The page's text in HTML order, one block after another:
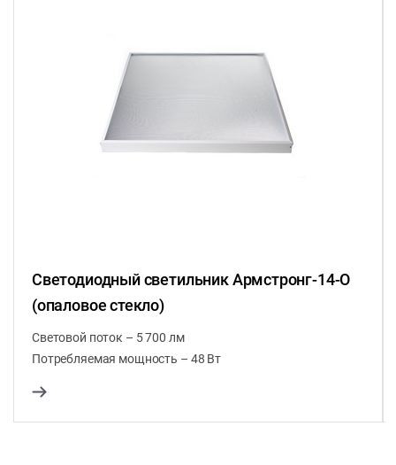
Светодиодный светильник Армстронг-14-О
(опаловое стекло)
Световой поток – 5 700 лм
Потребляемая мощность – 48 Вт